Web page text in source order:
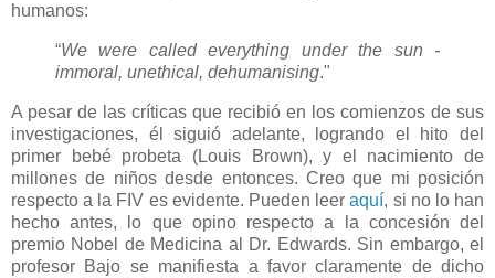
humanos:
“We were called everything under the sun -
immoral, unethical, dehumanising."
A pesar de las críticas que recibió en los comienzos de sus
investigaciones, él siguió adelante, logrando el hito del
primer bebé probeta (Louis Brown), y el nacimiento de
millones de niños desde entonces. Creo que mi posición
respecto a la FIV es evidente. Pueden leeraquí, si no lo han
hecho antes, lo que opino respecto a la concesión del
premio Nobel de Medicina al Dr. Edwards. Sin embargo, el
profesor Bajo se manifiesta a favor claramente de dicho